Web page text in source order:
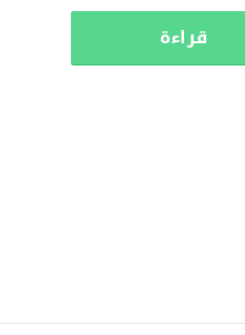
قراءة